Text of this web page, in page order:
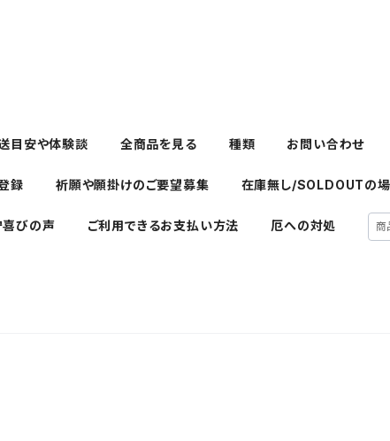
目安や体験談 全商品を見る 種類 お問い合わせ
録 祈願や願掛けのご要望募集 在庫無し/SOLDOUTの
喜びの声 ご利用できるお支払い方法 厄への対処